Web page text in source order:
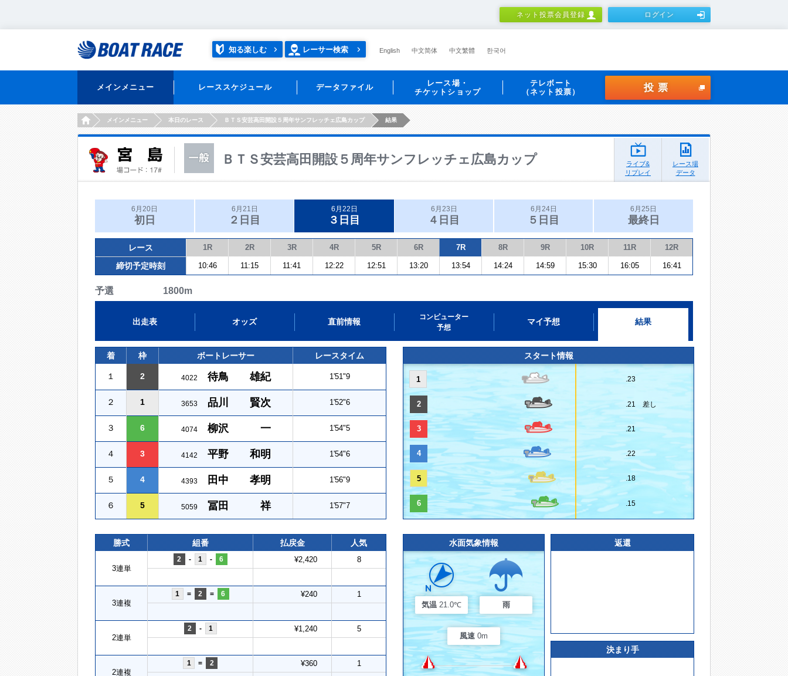
ネット投票会員登録 ログイン
知る楽しむ レーサー検索 English 中文简体 中文繁體 한국어
メインメニュー レーススケジュール データファイル
レース場・
チケットショップ
テレボート
（ネット投票）
投票
HOMEメインメニュー 本日のレース ＢＴＳ安芸高田開設５周年サンフレッチェ広島カップ 結果
ＢＴＳ安芸高田開設５周年サンフレッチェ広島カップ
ライブ&
リプレイ
レース場
データ
6月20日
初日
6月21日
２日目
6月22日
３日目
6月23日
４日目
6月24日
５日目
6月25日
最終日
レース 1R 2R 3R 4R 5R 6R 7R 8R 9R 10R 11R 12R
締切予定時刻 10:46 11:15 11:41 12:22 12:51 13:20 13:54 14:24 14:59 15:30 16:05 16:41
予選 1800m
出走表 オッズ 直前情報
コンピューター
予想
マイ予想 結果
着 枠 ボートレーサー レースタイム
１ 2 4022 待鳥 雄紀 1'51"9
２ 1 3653 品川 賢次 1'52"6
３ 6 4074 柳沢 一 1'54"5
４ 3 4142 平野 和明 1'54"6
５ 4 4393 田中 孝明 1'56"9
６ 5 5059 冨田 祥 1'57"7
スタート情報
1 .23
2 .21 差し
3 .21
4 .22
5 .18
6 .15
勝式 組番 払戻金 人気
3連単
2 - 1 - 6 ¥2,420 8
3連複
1 = 2 = 6 ¥240 1
2連単
2 - 1 ¥1,240 5
2連複
1 = 2 ¥360 1
水面気象情報
気温 21.0℃ 雨
風速 0m
返還
決まり手